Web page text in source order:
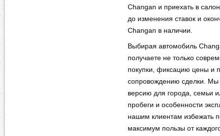
Changan и приехать в
до изменения ставок и
Changan в наличии.
Выбирая автомобиль
получаете не только
покупки, фиксацию цены и
сопровождению сделки.
версию для города, семьи
пробеги и особенности
нашим клиентам избежать
максимум пользы от